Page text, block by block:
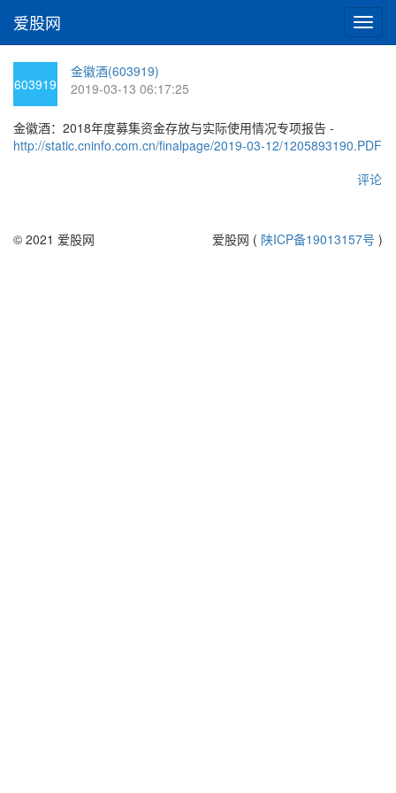
切
换
爱股网
603919
金徽酒(603919)
2019-03-13 06:17:25
金徽酒：2018年度募集资金存放与实际使用情况专项报告 -
http://static.cninfo.com.cn/finalpage/2019-03-12/1205893190.PDF
评论
© 2021 爱股网 爱股网 ( 陕ICP备19013157号 )